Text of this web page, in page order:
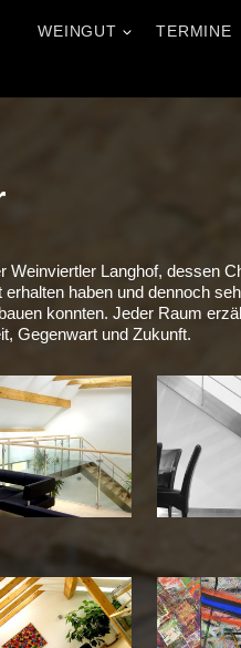
WEINGUT TERMINE
Weinviertler Langhof, dessen
haben und dennoch
konnten. Jeder Raum
Gegenwart und Zukunft.